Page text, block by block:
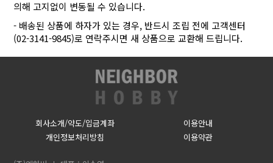
의해 고지없이 변동될 수 있습니다.
- 배송된 상품에 하자가 있는 경우, 반드시 조립 전에 고객센터
(02-3141-9845)로 연락주시면 새 상품으로 교환해 드립니다.
회사소개/약도/입금계좌
이용안내
개인정보처리방침
이용약관